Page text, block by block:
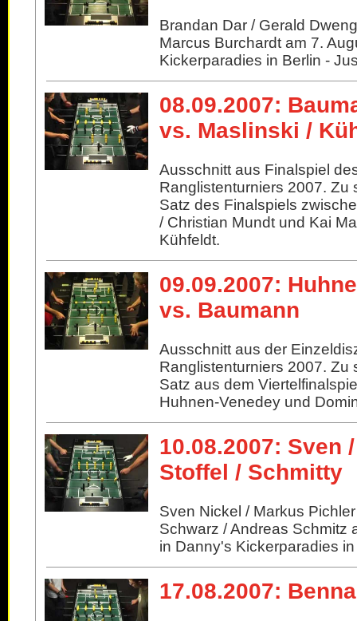
Brandan Dar / Gerald
Marcus Burchardt am 7.
Kickerparadies in Berlin -
08.09.2007:
vs. Maslinski /
Ausschnitt aus Finalspiel
Ranglistenturniers 2007. Zu
Satz des Finalspiels
/ Christian Mundt und Kai
Kühfeldt.
09.09.2007:
vs. Baumann
Ausschnitt aus der
Ranglistenturniers 2007. Zu
Satz aus dem
Huhnen-Venedey und
10.08.2007: Sven
Stoffel / Schmitty
Sven Nickel / Markus
Schwarz / Andreas Schmitz
in Danny's Kickerparadies
17.08.2007: